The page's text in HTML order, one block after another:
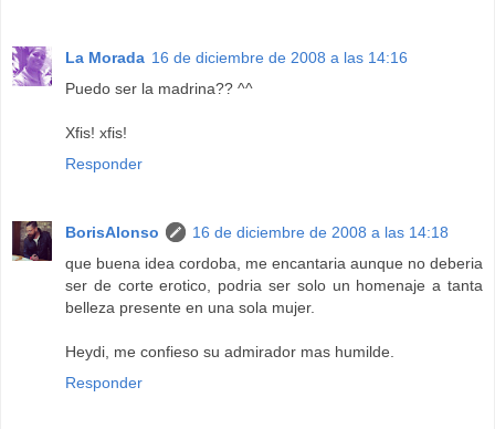
La Morada 16 de diciembre de 2008 a las 14:16
Puedo ser la madrina?? ^^
Xfis! xfis!
Responder
BorisAlonso
16 de diciembre de 2008 a las 14:18
que buena idea cordoba, me encantaria aunque no deberia
ser de corte erotico, podria ser solo un homenaje a tanta
belleza presente en una sola mujer.
Heydi, me confieso su admirador mas humilde.
Responder